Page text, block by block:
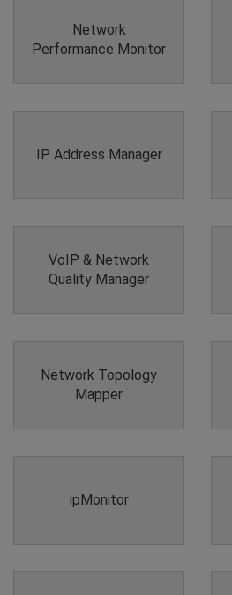
Network
Performance Monitor
IP Address Manager
VoIP & Network
Quality Manager
Network Topology
Mapper
ipMonitor